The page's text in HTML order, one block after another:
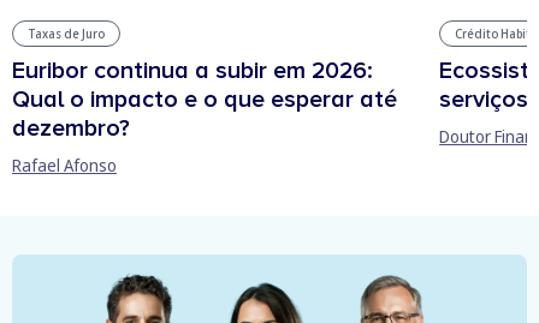
Taxas de Juro
Euribor continua a subir em 2026:
Qual o impacto e o que esperar até
dezembro?
Rafael Afonso
Crédito
serviços
Doutor